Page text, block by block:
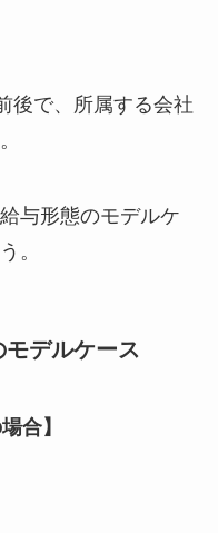
後で、所属する会社
与形態のモデルケ
。
デルケース
合】